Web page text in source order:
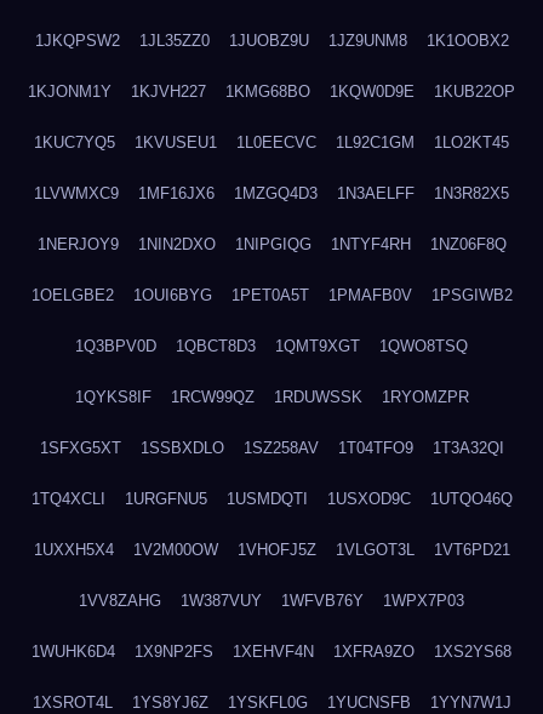
1JKQPSW2 1JL35ZZ0 1JUOBZ9U 1JZ9UNM8 1K1OOBX2
1KJONM1Y 1KJVH227 1KMG68BO 1KQW0D9E 1KUB22OP
1KUC7YQ5 1KVUSEU1 1L0EECVC 1L92C1GM 1LO2KT45
1LVWMXC9 1MF16JX6 1MZGQ4D3 1N3AELFF 1N3R82X5
1NERJOY9 1NIN2DXO 1NIPGIQG 1NTYF4RH 1NZ06F8Q
1OELGBE2 1OUI6BYG 1PET0A5T 1PMAFB0V 1PSGIWB2
1Q3BPV0D 1QBCT8D3 1QMT9XGT 1QWO8TSQ
1QYKS8IF 1RCW99QZ 1RDUWSSK 1RYOMZPR
1SFXG5XT 1SSBXDLO 1SZ258AV 1T04TFO9 1T3A32QI
1TQ4XCLI 1URGFNU5 1USMDQTI 1USXOD9C 1UTQO46Q
1UXXH5X4 1V2M00OW 1VHOFJ5Z 1VLGOT3L 1VT6PD21
1VV8ZAHG 1W387VUY 1WFVB76Y 1WPX7P03
1WUHK6D4 1X9NP2FS 1XEHVF4N 1XFRA9ZO 1XS2YS68
1XSROT4L 1YS8YJ6Z 1YSKFL0G 1YUCNSFB 1YYN7W1J